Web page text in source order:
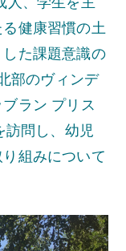
健康習慣の土
た課題意識の
部のヴィンデ
ラン プリス
訪問し、幼児
組みについて